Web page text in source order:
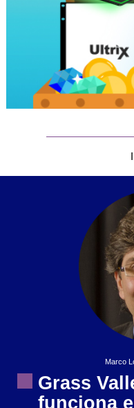
Marco
Grass
funciona